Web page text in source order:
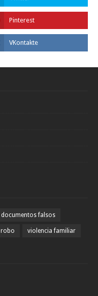
documentos falsos
robo violencia familiar